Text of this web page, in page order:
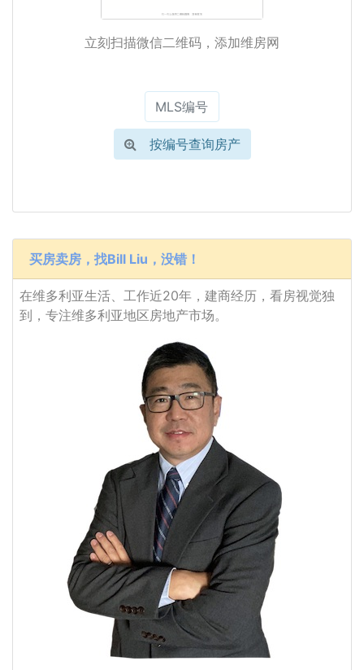
立刻扫描微信二维码，添加维房网
按编号查询房产
买房卖房，找Bill Liu，没错！
在维多利亚生活、工作近20年，建商经历，看房视觉独
到，专注维多利亚地区房地产市场。